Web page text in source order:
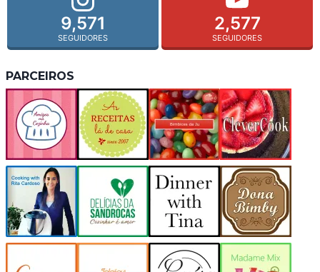
9,571
SEGUIDORES
2,577
SEGUIDORES
PARCEIROS